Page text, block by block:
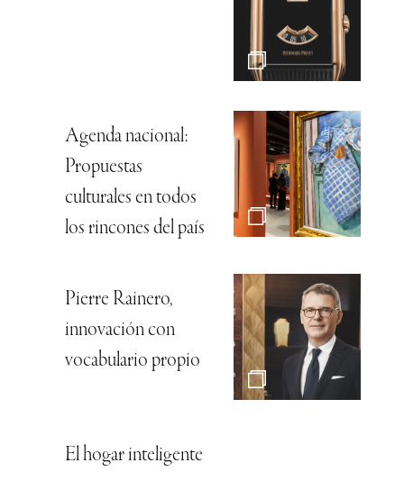
Agenda nacional:
Propuestas
culturales en todos
los rincones del país
Pierre Rainero,
innovación con
vocabulario propio
El hogar inteligente